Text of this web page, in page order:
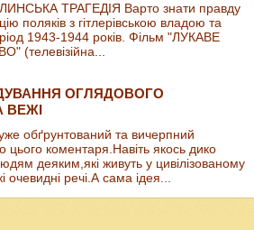
ТРАГЕДІЯ Варто знати правду
поляків з гітлерівською владою та
1943-1944 років. Фільм "ЛУКАВЕ
(телевізійна...
ОГЛЯДОВОГО
ВЕЖІ
обґрунтований та вичерпний
цього коментаря.Навіть якось дико
деяким,які живуть у цивілізованому
очевидні речі.А сама ідея...